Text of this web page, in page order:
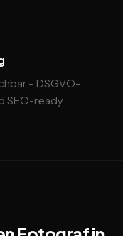
– DSGVO-
SEO-ready.